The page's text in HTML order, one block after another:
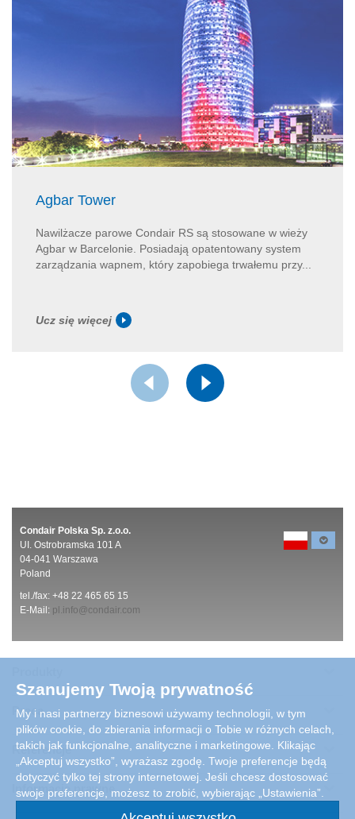
Agbar Tower
Nawilżacze parowe Condair RS są stosowane w wieży
Agbar w Barcelonie. Posiadają opatentowany system
zarządzania wapnem, który zapobiega trwałemu przy...
Ucz się więcej
Condair Polska Sp. z.o.o.
UI. Ostrobramska 101 A
04-041 Warszawa
Poland
tel./fax: +48 22 465 65 15
E-Mail: pl.info@condair.com
Praca
Referencje
Informacje prawne
Szanujemy Twoją prywatność
My i nasi partnerzy biznesowi używamy technologii, w tym
plików cookie, do zbierania informacji o Tobie w różnych celach,
takich jak funkcjonalne, analityczne i marketingowe. Klikając
„Akceptuj wszystko”, wyrażasz zgodę. Twoje preferencje będą
dotyczyć tylko tej strony internetowej. Jeśli chcesz dostosować
swoje preferencje, możesz to zrobić, wybierając „Ustawienia”.